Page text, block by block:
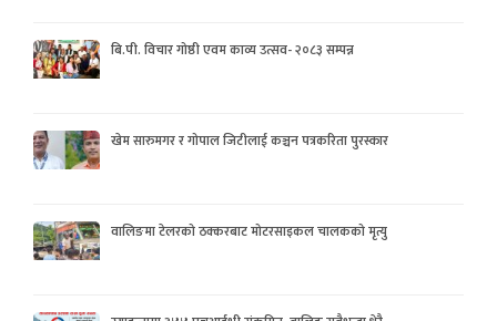
बि.पी. विचार गोष्ठी एवम काव्य उत्सव- २०८३ सम्पन्न
खेम सारुमगर र गोपाल जिटीलाई कञ्चन पत्रकरिता पुरस्कार
वालिङमा टेलरको ठक्करबाट मोटरसाइकल चालकको मृत्यु